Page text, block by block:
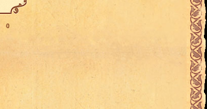
0